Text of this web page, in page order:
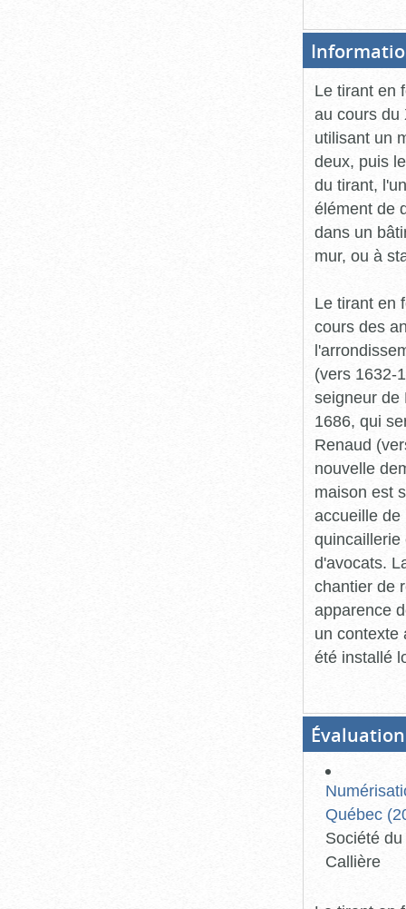
Le tirant en
au cours du
utilisant un
deux, puis
du tirant,
élément de
dans un
mur, ou à
Le tirant en
cours des
(vers 1632-
seigneur de
1686, qui
Renaud
nouvelle
maison est
accueille de
quincaillerie
d'avocats.
chantier de
apparence
un contexte
été installé
Québec
Société
Callière